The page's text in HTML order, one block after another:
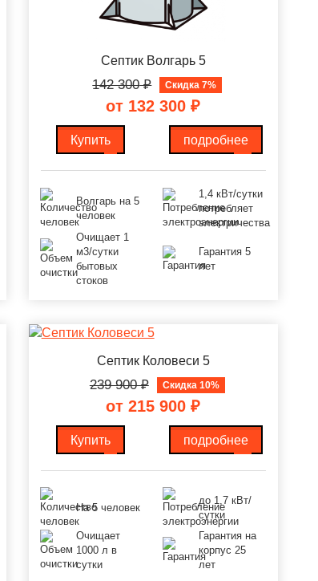
Септик Волгарь 5
142 300₽ Скидка 7%
от 132 300 ₽
Купить подробнее
Волгарь на 5
человек
1,4 кВт/сутки
потребляет
электричества
Очищает 1
м3/сутки
бытовых
стоков
Гарантия 5
лет
Септик Коловеси 5
239 900₽ Скидка 10%
от 215 900 ₽
Купить подробнее
На 5 человек
до 1,7 кВт/
сутки
Очищает
1000 л в
сутки
Гарантия на
корпус 25
лет